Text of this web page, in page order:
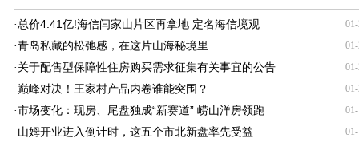
· 总价4.41亿!海信闫家山片区再拿地 定名海信境观
·青岛私藏的松弛感，在这片山海秘境里
· 关于配售型保障性住房购买需求征集有关事宜的公告
·巅峰对决！王家村产品内卷谁能突围？
·市场变化：现房、尾盘独成“新赛道” 崂山洋房领跑
· 山姆开业进入倒计时，这五个市北新盘率先受益